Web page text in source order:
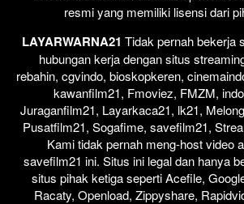
resmi yang memiliki lisensi dari
LAYARWARNA21 Tidak pernah bekerja
hubungan kerja dengan situs
rebahin, cgvindo, bioskopkeren,
kawanfilm21, Fmoviez, FMZM,
Juraganfilm21, Layarkaca21, lk21,
Pusatfilm21, Sogafime, savefilm21,
Kami tidak pernah meng-host video
savefilm21 ini. Situs ini legal dan hanya
situs pihak ketiga seperti Acefile,
Racaty, Openload, Zippyshare,